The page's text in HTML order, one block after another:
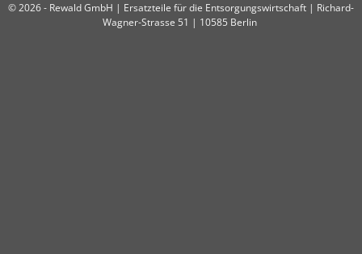
© 2026 - Rewald GmbH | Ersatzteile für die Entsorgungswirtschaft | Richard-
Wagner-Strasse 51 | 10585 Berlin